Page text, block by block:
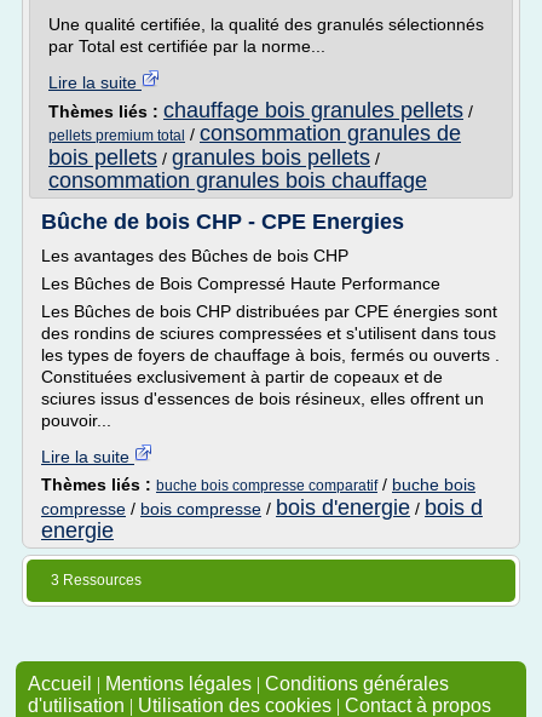
Une qualité certifiée, la qualité des granulés sélectionnés
par Total est certifiée par la norme...
Lire la suite
Thèmes liés : chauffage bois granules pellets /
pellets premium total / consommation granules de
bois pellets / granules bois pellets /
consommation granules bois chauffage
Bûche de bois CHP - CPE Energies
Les avantages des Bûches de bois CHP
Les Bûches de Bois Compressé Haute Performance
Les Bûches de bois CHP distribuées par CPE énergies sont
des rondins de sciures compressées et s'utilisent dans tous
les types de foyers de chauffage à bois, fermés ou ouverts .
Constituées exclusivement à partir de copeaux et de
sciures issus d'essences de bois résineux, elles offrent un
pouvoir...
Lire la suite
Thèmes liés : buche bois compresse comparatif/ buche bois
compresse / bois compresse / bois d'energie / bois d
energie
3 Ressources
Accueil | Mentions légales | Conditions générales
d'utilisation | Utilisation des cookies | Contact à propos